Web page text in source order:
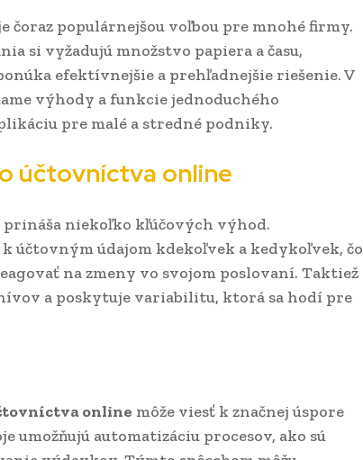
čoraz populárnejšou voľbou pre mnohé firmy.
si vyžadujú množstvo papiera a času,
efektívnejšie a prehľadnejšie riešenie. V
výhody a funkcie jednoduchého
pre malé a stredné podniky.
účtovníctva online
prináša niekoľko kľúčových výhod.
účtovným údajom kdekoľvek a kedykoľvek, čo
na zmeny vo svojom poslovaní. Taktiež
a poskytuje variabilitu, ktorá sa hodí pre
online môže viesť k značnej úspore
umožňujú automatizáciu procesov, ako sú